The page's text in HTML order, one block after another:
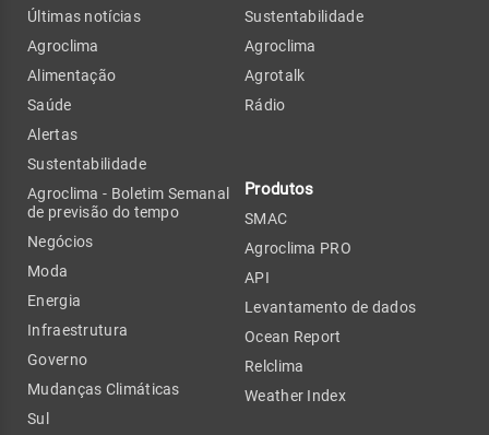
Últimas notícias
Agroclima
Alimentação
Saúde
Alertas
Sustentabilidade
Agroclima - Boletim Semanal
de previsão do tempo
Negócios
Moda
Energia
Infraestrutura
Governo
Mudanças Climáticas
Sul
Sustentabilidade
Agroclima
Agrotalk
Rádio
Produtos
SMAC
Agroclima PRO
API
Levantamento de dados
Ocean Report
Relclima
Weather Index